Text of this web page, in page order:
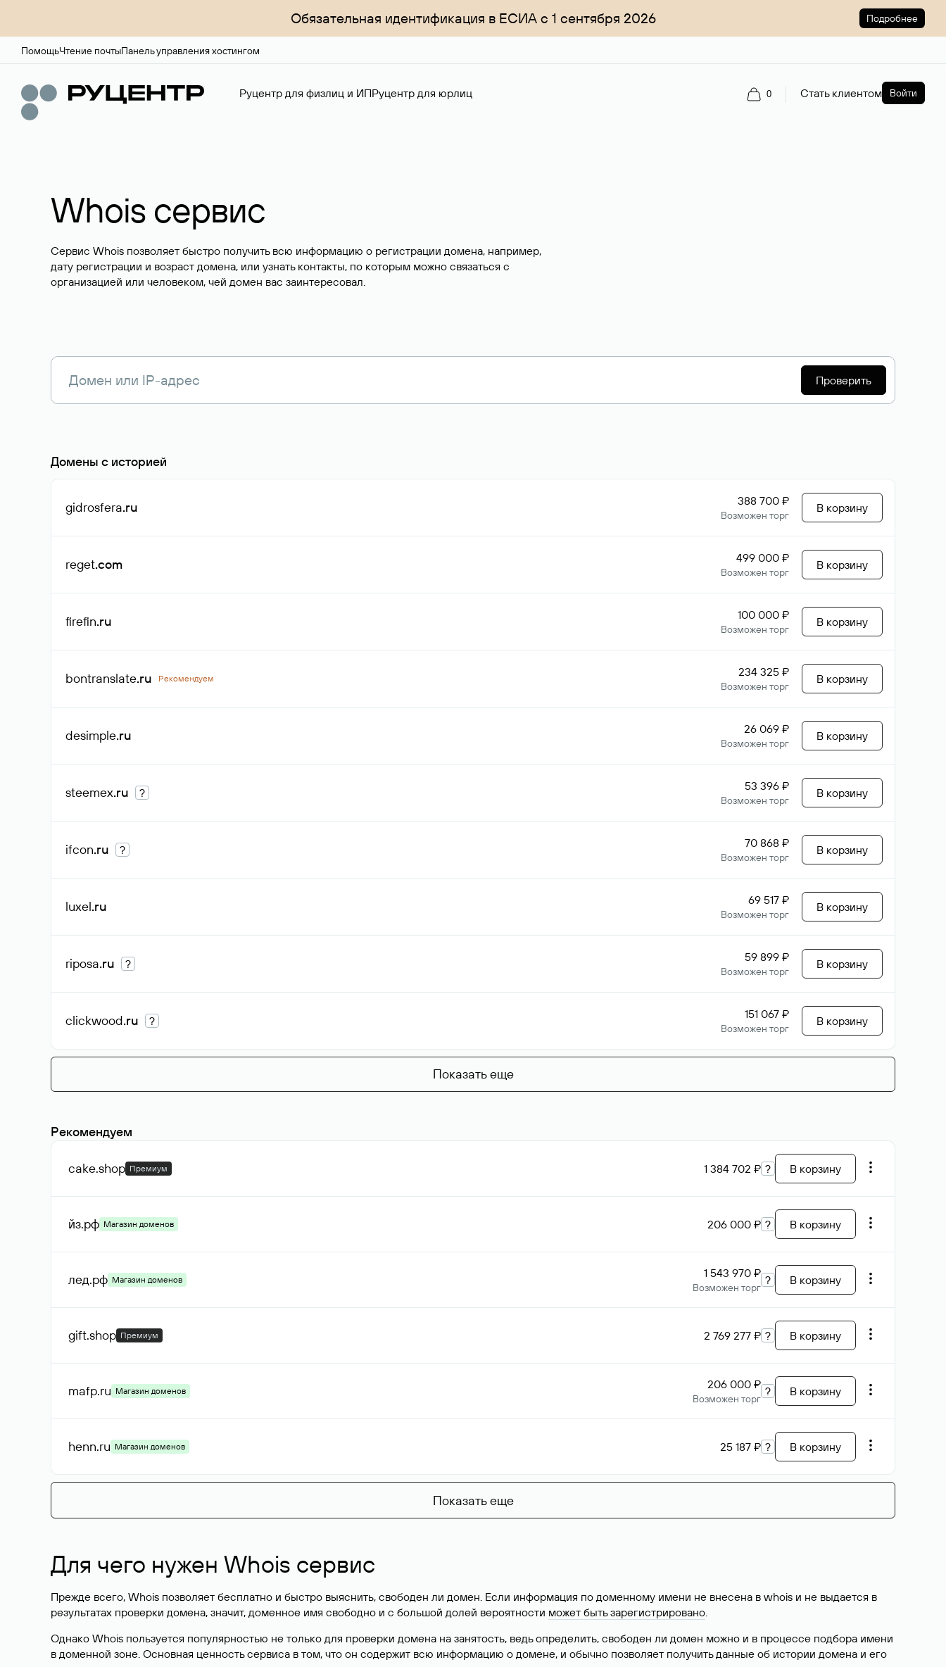
Обязательная идентификация в ЕСИА с 1 сентября 2026 Подробнее
ПомощьЧтение почтыПанель управления хостингом
Руцентр для физлиц и ИПРуцентр для юрлиц 0 Стать клиентом Войти
Whois сервис
Сервис Whois позволяет быстро получить всю информацию о регистрации домена, например,
дату регистрации и возраст домена, или узнать контакты, по которым можно связаться с
организацией или человеком, чей домен вас заинтересовал.
Проверить
Домены с историей
gidrosfera.ru 388 700 ₽
Возможен торг
В корзину
reget.com 499 000 ₽
Возможен торг
В корзину
firefin.ru 100 000 ₽
Возможен торг
В корзину
bontranslate.ru Рекомендуем 234 325 ₽
Возможен торг
В корзину
desimple.ru 26 069 ₽
Возможен торг
В корзину
steemex.ru ? 53 396 ₽
Возможен торг
В корзину
ifcon.ru ? 70 868 ₽
Возможен торг
В корзину
luxel.ru 69 517 ₽
Возможен торг
В корзину
riposa.ru ? 59 899 ₽
Возможен торг
В корзину
clickwood.ru ? 151 067 ₽
Возможен торг
В корзину
Показать еще
Рекомендуем
cake.shop Премиум 1 384 702 ₽ ? В корзину
йз.рф Магазин доменов 206 000 ₽ ? В корзину
лед.рф Магазин доменов 1 543 970 ₽
Возможен торг
? В корзину
gift.shop Премиум 2 769 277 ₽ ? В корзину
mafp.ru Магазин доменов 206 000 ₽
Возможен торг
? В корзину
henn.ru Магазин доменов 25 187 ₽ ? В корзину
Показать еще
Для чего нужен Whois сервис
Прежде всего, Whois позволяет бесплатно и быстро выяснить, свободен ли домен. Если информация по доменному имени не внесена в whois и не выдается в
результатах проверки домена, значит, доменное имя свободно и с большой долей вероятности может быть зарегистрировано.
Однако Whois пользуется популярностью не только для проверки домена на занятость, ведь определить, свободен ли домен можно и в процессе подбора имени
в доменной зоне. Основная ценность сервиса в том, что он содержит всю информацию о домене, и обычно позволяет получить данные об истории домена и его